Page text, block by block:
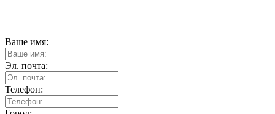
Ваше имя:
Эл. почта:
Телефон: